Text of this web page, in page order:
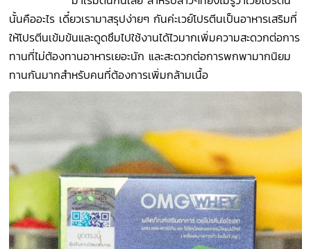
นั้นคืออะไร เดี๋ยวเรามาสรุปง่ายๆ กันค่ะเวย์โปรตีนเป็นอาหารเสริมที่
ให้โปรตีนเข้มข้นและดูดซึมไปใช้งานได้ไวมากเพิ่มความสะดวกต่อการ
ทานที่ไม่ต้องทานอาหารเยอะนัก และสะดวกต่อการพกพามากนิยม
ทานกันมากสำหรับคนที่ต้องการเพิ่มกล้ามเนื้อ